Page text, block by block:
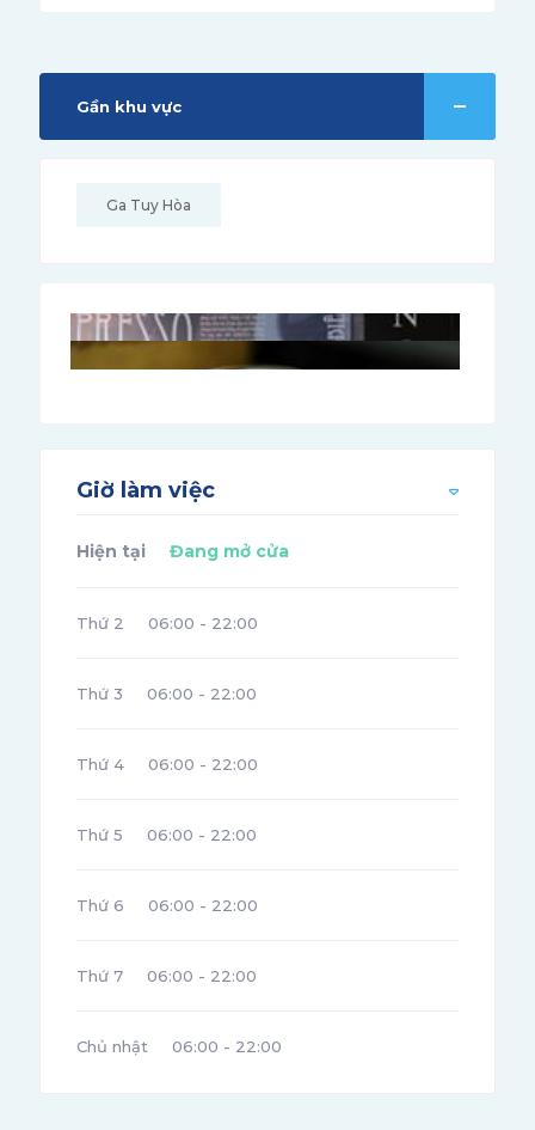
Gần khu vực
Ga Tuy Hòa
Giờ làm việc
Hiện tại Đang mở cửa
Thứ 2 06:00 - 22:00
Thứ 3 06:00 - 22:00
Thứ 4 06:00 - 22:00
Thứ 5 06:00 - 22:00
Thứ 6 06:00 - 22:00
Thứ 7 06:00 - 22:00
Chủ nhật 06:00 - 22:00